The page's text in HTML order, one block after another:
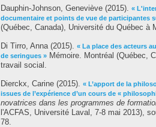
Dauphin-Johnson, Geneviève (2015). «
documentaire et points de vue de participantes
(Québec, Canada), Université du Québec à
Di Tirro, Anna(2015). « La place des acteurs
de seringues » Mémoire. Montréal (Québec,
travail social.
Dierckx, Carine (2015). « L’apport de la
issues de l’expérience d’un cours de «
novatrices dans les programmes de
l'ACFAS, Université Laval, 7-8 mai 2013),
78.